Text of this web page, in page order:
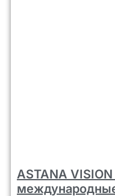
ASTANA